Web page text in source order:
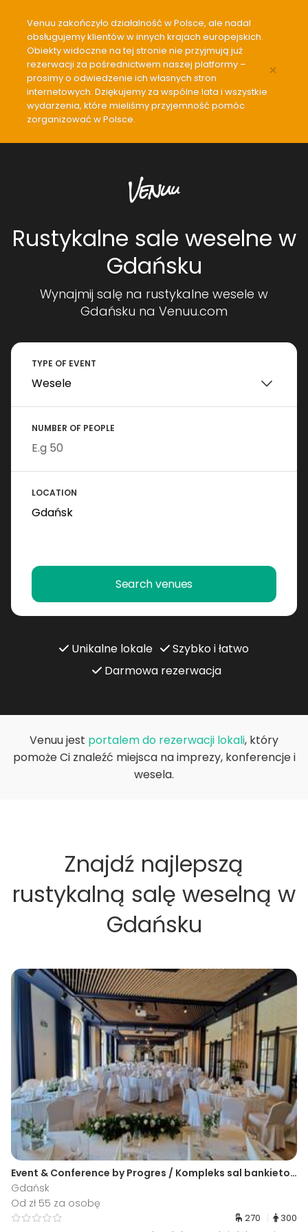
Venuu zakończyło działalność w Polsce, ale nadal
obsługujemy klientów w innych krajach europejskich.
Obiekty widoczne na tej stronie nie przyjmują już
rezerwacji za pośrednictwem naszej platformy –
prosimy o odwiedzenie ich własnych stron
internetowych. Dziękujemy za wspólne lata i wszystkie
wydarzenia, które mieliśmy przyjemność pomóc
zorganizować w Polsce.
×
Rustykalne sale weselne w
Gdańsku
Wynajmij salę na rustykalne wesele w
Gdańsku na Venuu.com
TYPE OF EVENT
NUMBER OF PEOPLE
LOCATION
Search venues
Unikalne lokale
Szybko i łatwo
Darmowa rezerwacja
Venuu jest portalem do rezerwacji lokali, który
pomoże Ci znaleźć miejsca na imprezy, konferencje i
wesela.
Znajdź najlepszą
rustykalną salę weselną w
Gdańsku
Event & Conference by Progres / Kompleks sal bankietowo-konferencyjnych
Gdańsk
Od zł 55 za osobę
270 300